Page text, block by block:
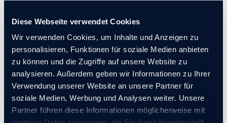
Diese Webseite verwendet Cookies
Wir verwenden Cookies, um Inhalte und Anzeigen zu
personalisieren, Funktionen für soziale Medien anbieten
zu können und die Zugriffe auf unsere Website zu
analysieren. Außerdem geben wir Informationen zu Ihrer
Verwendung unserer Website an unsere Partner für
soziale Medien, Werbung und Analysen weiter. Unsere
Partner führen diese Informationen möglicherweise mit
Führens basierend auf Blanchard und Hersey, Ciaran
Beary Consulting, UK
Schwierige Gruppen moderieren, Roger Greenway,
UK
Management von kritischen Sachverhalten, Lee Gillis
und Jude Hirsch, USA
Deep Insight – Customer Relationship Management,
CBC-Consulting, UK